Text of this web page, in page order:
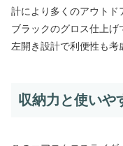
計により多くのアウトド
ブラックのグロス仕上げ
左開き設計で利便性も考
収納力と使いや